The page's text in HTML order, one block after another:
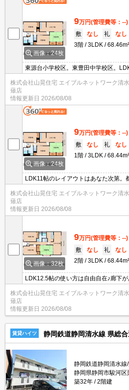
画像：24枚
9万円(管理費等：--)
敷
なし 礼
なし
3階
3LDK 68.46m²
東源台小学校区。東豊田中学校区。
次第。都市ガスをお好みの方に☆廊下
部屋のプライベートが守れちゃいます
グストアへ680ｍ。コンビニへ790ｍ
0ｍ。中学校へ530ｍ。環境良好（○∀○
株式会社山晃住宅 エイブルネットワーク清
薙店
情報更新日 2026/08/08
画像：24枚
9万円(管理費等：--)
敷
なし 礼
なし
1階
3LDK 68.44m²
LDK11帖のレイアウトはあなた次第
下があるタイプでそれぞれのお部屋の
す☆スーパーへ660ｍ。ドラッグスト
ｍ。保育園へ410ｍ。小学校へ620ｍ
（○∀○）ｂお問い合わせはエイブルネ
株式会社山晃住宅 エイブルネットワーク清
薙店
情報更新日 2026/08/08
画像：32枚
9万円(管理費等：--)
敷
なし 礼
なし
2階
3LDK 68.44m²
LDK12.5帖の使い方は自由自在♪廊下
各々のプライベート空間をしっかり作
総合運動場駅も徒歩圏内で駐車場も1
りません(ﾟ∀ﾟ)都市ガスで月々の費用
街に立地していますがコンビニもスー
よね☆
株式会社山晃住宅 エイブルネットワーク清
薙店
情報更新日 2026/08/08
賃貸ハイツ 静岡鉄道静岡清水線 県総
静岡鉄道静岡清水
静岡県静岡市駿河区
築32年
2階建